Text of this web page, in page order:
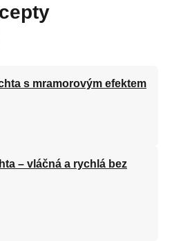
s mramorovým efektem
– vláčná a rychlá bez